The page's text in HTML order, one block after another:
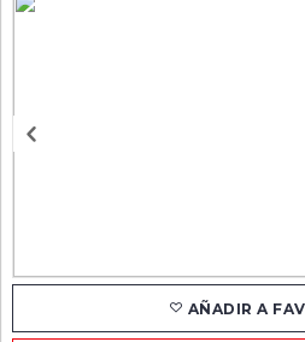
AÑADIR A